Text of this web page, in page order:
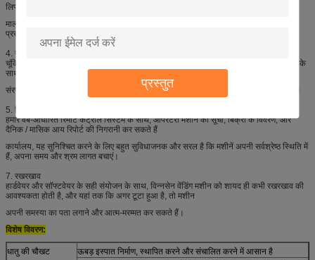
प्रस्तुत
लिफ्ट सिस्टम का उपयोग करती है
माल को वितरित करें, इस प्रणाली के साथ, यह कांच की बोतल, इलेक्ट्रोनिक उत्पादों और सौंदर्य
प्रसाधनों जैसे नाजुक उत्पादों को बेचने के लिए उपयुक्त हो सकता है।
4. गुणवत्ता संरचना
चूंकि अधिकांश वेंडिंग मशीन सार्वजनिक स्थानों पर रखी जाती हैं, इसलिए सुरक्षित इंजीनियरों के प्रयास के
साथ, वास्तव में एक बड़ी समस्या है, हम एक अद्वितीय डिजाइन करते हैं
संरचना, और मशीन बनाने के लिए उच्च शक्ति का चयन करें, सुनिश्चित करें कि यह 100% सुरक्षित है।
5. रिमोट कंट्रोल सिस्टम
हमारे वेब-आधारित रिमोट कंट्रोल सिस्टम के साथ, ऑपरेटरों मशीन की सूची, बिक्री के विवरण, और
दैनिक / मासिक आय रिपोर्ट की निगरानी कर सकते हैं
कार्यालय, यह सुनिश्चित करने के लिए बहुत सुविधाजनक और सरल है कि मशीनें अपनी सर्वश्रेष्ठ स्थिति में
हैं, अपना समय और श्रम लागत बचाएं।
7. रखरखाव
हार्डवेयर और सॉफ्टवेयर के सही संयोजन के साथ, विन्नसेन वेंडिंग मशीन को शायद ही कभी रखरखाव की
आवश्यकता होती है, और यहां तक ​​कि अगर टूटा हुआ है, तो मशीन
अपनी समस्या का पता लगाने और आत्म-मरम्मत कर सकते हैं।
विशेष विवरण:
धातु की चौखट
ऊबड़ इस्पात निर्माण, स्थापित करने और संचालित करने में आसान है